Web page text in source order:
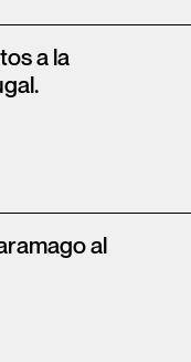
a la
al